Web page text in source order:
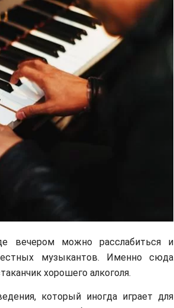
вечером можно расслабиться и
музыкантов. Именно сюда
хорошего алкоголя.
который иногда играет для